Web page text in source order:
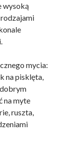
wysoką
mycia:
na pisklęta,
na myte
ruszta,